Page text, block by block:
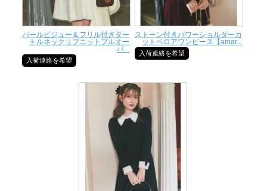
パールビジュー＆フリル付きター
トルネックリブニットプルオー
バ...
入荷連絡を希望
ストーン付きパワーショルダーカ
ットベロアワンピース【amar...
入荷連絡を希望